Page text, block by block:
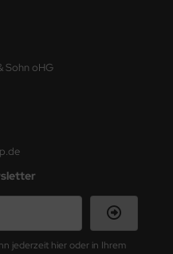
Sohn oHG
jederzeit hier oder in Ihrem